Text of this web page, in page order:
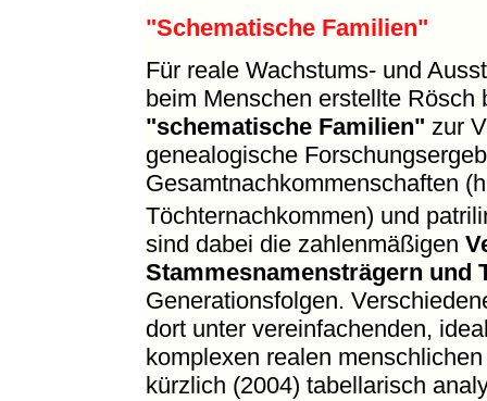
"Schematische Familien"
Für reale Wachstums- und
beim Menschen erstellte
"schematische Familien" zur
genealogische
Gesamtnachkommenschaften
Töchternachkommen) und
sind dabei die zahlenmäßigen
Stammesnamensträgern und
Generationsfolgen.
dort unter vereinfachenden,
komplexen realen
kürzlich (2004) tabellarisch